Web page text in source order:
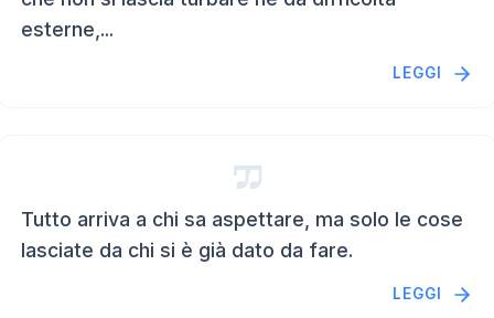
esterne,...
LEGGI
Tutto arriva a chi sa aspettare, ma solo le cose
lasciate da chi si è già dato da fare.
LEGGI